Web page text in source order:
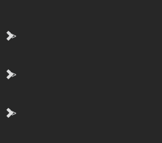
">
">
">